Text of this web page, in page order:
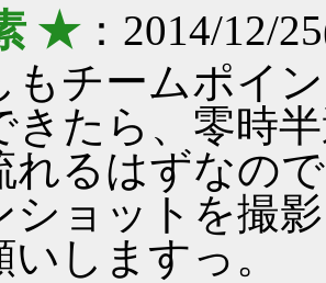
★：2014/12/
チームポイ
きたら、零時
れるはずなの
ショットを撮
しますっ。